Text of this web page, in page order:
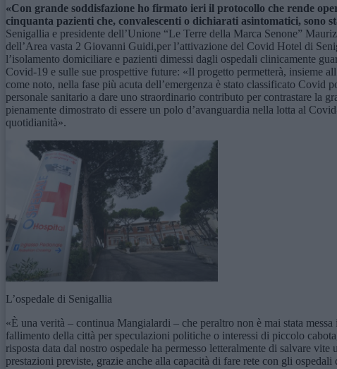
«Con grande soddisfazione ho firmato ieri il protocollo che rende
cinquanta pazienti che, convalescenti o dichiarati asintomatici, sono
Senigallia e presidente dell’Unione “Le Terre della Marca Senone”
dell’Area vasta 2 Giovanni Guidi,per l’attivazione del Covid Hotel di
l’isolamento domiciliare e pazienti dimessi dagli ospedali clinicamente
Covid-19 e sulle sue prospettive future: «Il progetto permetterà, insieme
come noto, nella fase più acuta dell’emergenza è stato classificato
personale sanitario a dare uno straordinario contributo per contrastare la
pienamente dimostrato di essere un polo d’avanguardia nella lotta al
quotidianità».
L’ospedale di Senigallia
«È una verità – continua Mangialardi – che peraltro non è mai stata
fallimento della città per speculazioni politiche o interessi di piccolo
risposta data dal nostro ospedale ha permesso letteralmente di salvare
prestazioni previste, grazie anche alla capacità di fare rete con gli